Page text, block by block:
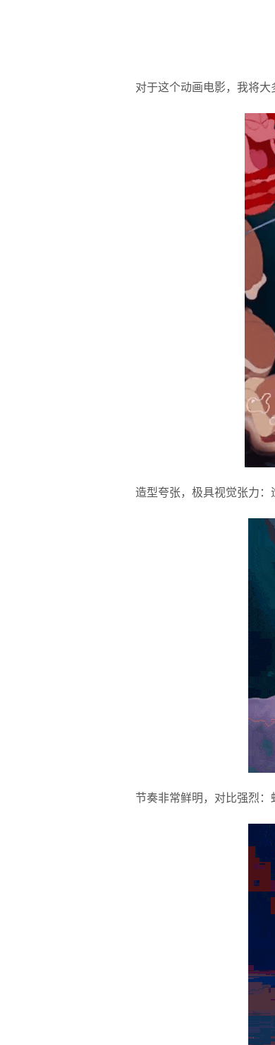
对于这个动画电影，我将大
造型夸张，极具视觉张力：
节奏非常鲜明，对比强烈：